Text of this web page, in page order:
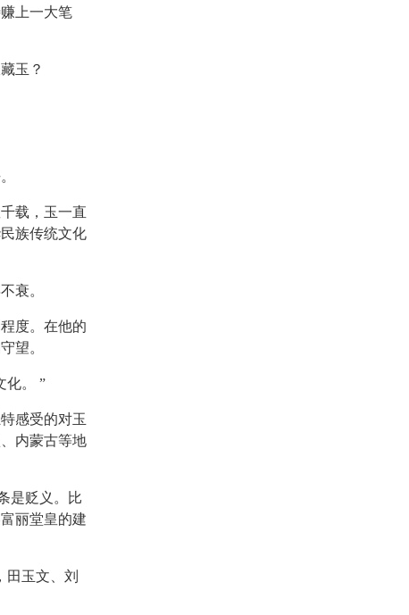
上一大笔
玉？
载，玉一直
族传统文化
衰。
度。在他的
望。
化。 ”
感受的对玉
内蒙古等地
是贬义。比
丽堂皇的建
玉文、刘